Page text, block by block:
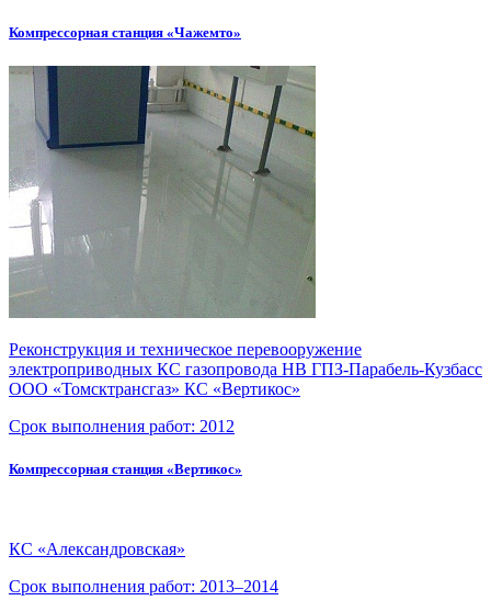
Компрессорная станция «Чажемто»
Реконструкция и техническое перевооружение
электроприводных КС газопровода НВ ГПЗ-Парабель-Кузбасс
ООО «Томсктрансгаз» КС «Вертикос»
Срок выполнения работ: 2012
Компрессорная станция «Вертикос»
КС «Александровская»
Срок выполнения работ: 2013–2014